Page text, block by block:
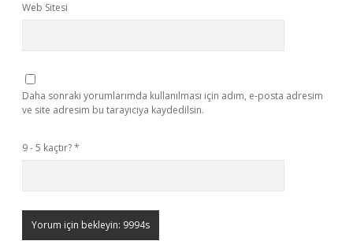
Web Sitesi
Daha sonraki yorumlarımda kullanılması için adım, e-posta adresim
ve site adresim bu tarayıcıya kaydedilsin.
9 - 5 kaçtır?*